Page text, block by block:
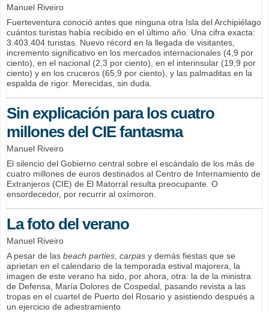
Manuel Riveiro
Fuerteventura conoció antes que ninguna otra Isla del Archipiélago
cuántos turistas había recibido en el último año. Una cifra exacta:
3.403.404 turistas. Nuevo récord en la llegada de visitantes,
incremento significativo en los mercados internacionales (4,9 por
ciento), en el nacional (2,3 por ciento), en el interinsular (19,9 por
ciento) y en los cruceros (65,9 por ciento), y las palmaditas en la
espalda de rigor. Merecidas, sin duda.
Sin explicación para los cuatro
millones del CIE fantasma
Manuel Riveiro
El silencio del Gobierno central sobre el escándalo de los más de
cuatro millones de euros destinados al Centro de Internamiento de
Extranjeros (CIE) de El Matorral resulta preocupante. O
ensordecedor, por recurrir al oxímoron.
La foto del verano
Manuel Riveiro
A pesar de las beach parties carpas y demás fiestas que se
aprietan en el calendario de la temporada estival majorera, la
imagen de este verano ha sido, por ahora, otra: la de la ministra
de Defensa, María Dolores de Cospedal, pasando revista a las
tropas en el cuartel de Puerto del Rosario y asistiendo después a
un ejercicio de adiestramiento